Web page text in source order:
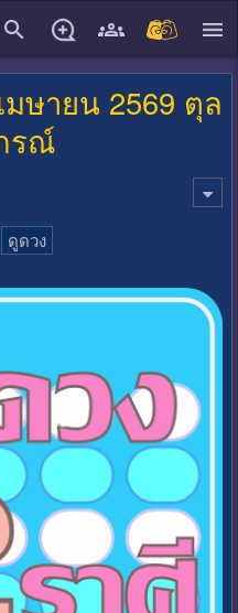
มษายน 2569 ตุล
รณ์
ดูดวง
close